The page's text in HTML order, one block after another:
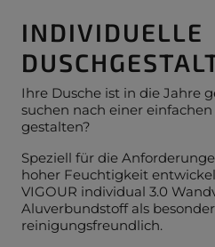
INDIVIDUELLE
Ihre Dusche ist in die Jahre
suchen nach einer
gestalten?
Speziell für die
hoher Feuchtigkeit
VIGOUR individual 3.0
Aluverbundstoff als
reinigungsfreundlich.